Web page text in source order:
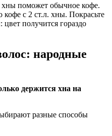
поможет обычное кофе.
с 2 ст.л. хны. Покрасьте
получится гораздо
народные
разные способы